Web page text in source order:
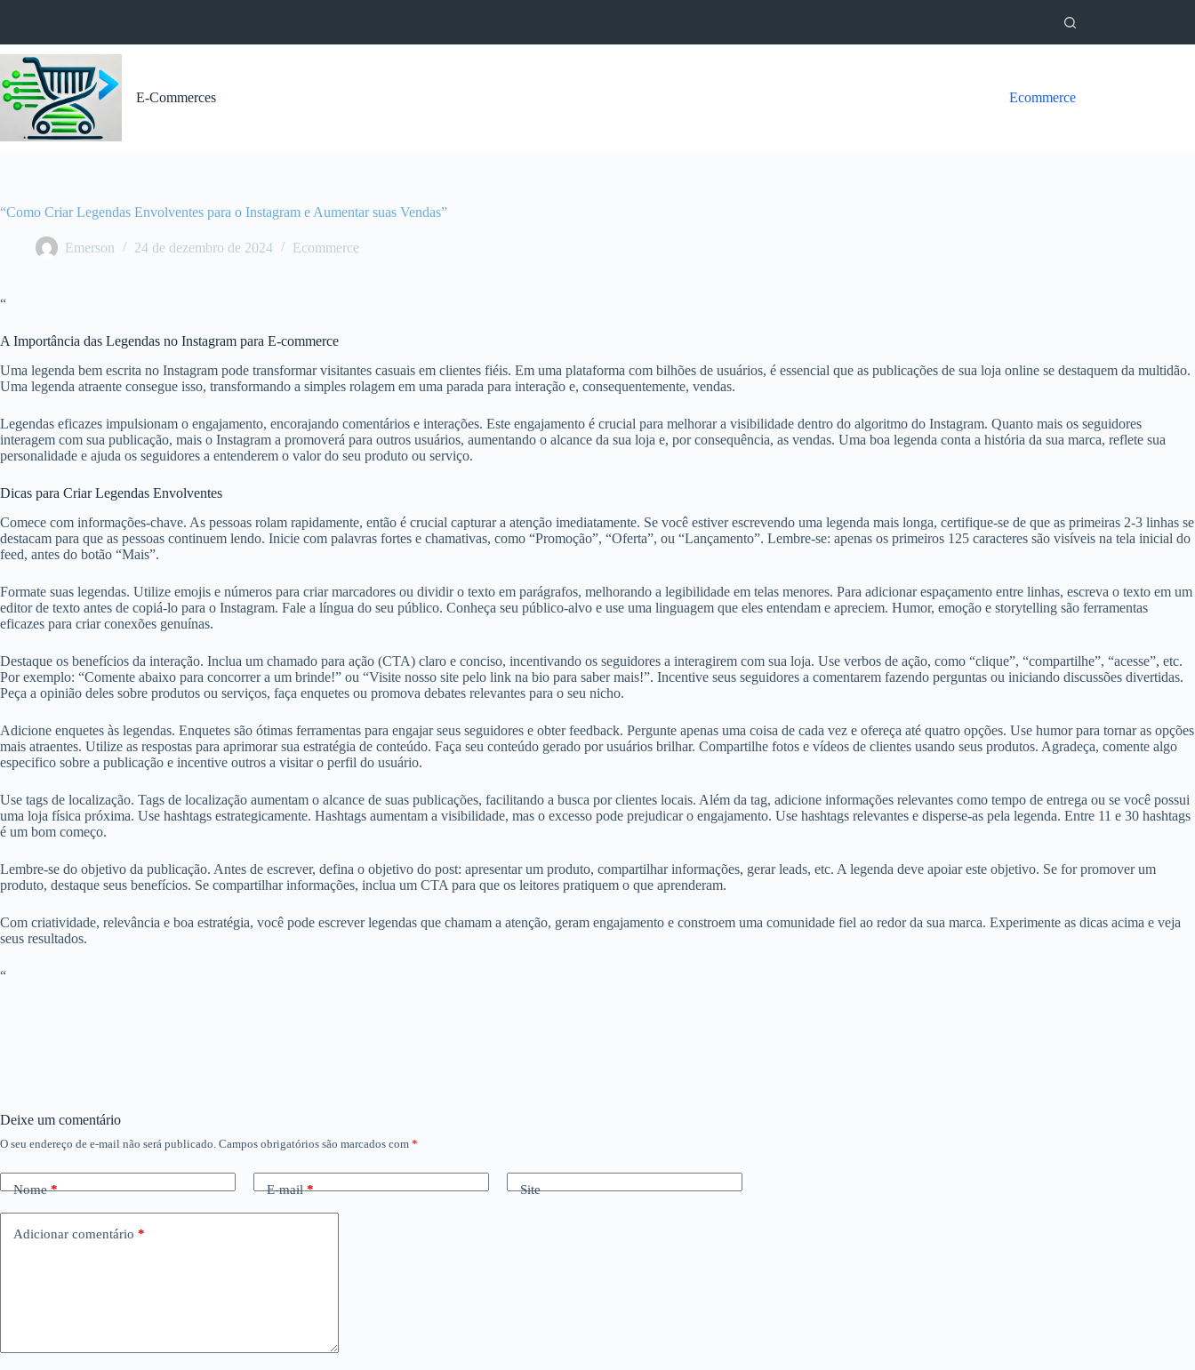
conteúdo
E-Commerces Ecommerce
“Como Criar Legendas Envolventes para o Instagram e Aumentar suas Vendas”
Emerson 24 de dezembro de 2024 Ecommerce
“
A Importância das Legendas no Instagram para E-commerce
Uma legenda bem escrita no Instagram pode transformar visitantes casuais em clientes fiéis. Em uma plataforma com bilhões de usuários, é essencial que as publicações de sua loja online se destaquem da multidão.
Uma legenda atraente consegue isso, transformando a simples rolagem em uma parada para interação e, consequentemente, vendas.
Legendas eficazes impulsionam o engajamento, encorajando comentários e interações. Este engajamento é crucial para melhorar a visibilidade dentro do algoritmo do Instagram. Quanto mais os seguidores
interagem com sua publicação, mais o Instagram a promoverá para outros usuários, aumentando o alcance da sua loja e, por consequência, as vendas. Uma boa legenda conta a história da sua marca, reflete sua
personalidade e ajuda os seguidores a entenderem o valor do seu produto ou serviço.
Dicas para Criar Legendas Envolventes
Comece com informações-chave. As pessoas rolam rapidamente, então é crucial capturar a atenção imediatamente. Se você estiver escrevendo uma legenda mais longa, certifique-se de que as primeiras 2-3 linhas se
destacam para que as pessoas continuem lendo. Inicie com palavras fortes e chamativas, como “Promoção”, “Oferta”, ou “Lançamento”. Lembre-se: apenas os primeiros 125 caracteres são visíveis na tela inicial do
feed, antes do botão “Mais”.
Formate suas legendas. Utilize emojis e números para criar marcadores ou dividir o texto em parágrafos, melhorando a legibilidade em telas menores. Para adicionar espaçamento entre linhas, escreva o texto em um
editor de texto antes de copiá-lo para o Instagram. Fale a língua do seu público. Conheça seu público-alvo e use uma linguagem que eles entendam e apreciem. Humor, emoção e storytelling são ferramentas
eficazes para criar conexões genuínas.
Destaque os benefícios da interação. Inclua um chamado para ação (CTA) claro e conciso, incentivando os seguidores a interagirem com sua loja. Use verbos de ação, como “clique”, “compartilhe”, “acesse”, etc.
Por exemplo: “Comente abaixo para concorrer a um brinde!” ou “Visite nosso site pelo link na bio para saber mais!”. Incentive seus seguidores a comentarem fazendo perguntas ou iniciando discussões divertidas.
Peça a opinião deles sobre produtos ou serviços, faça enquetes ou promova debates relevantes para o seu nicho.
Adicione enquetes às legendas. Enquetes são ótimas ferramentas para engajar seus seguidores e obter feedback. Pergunte apenas uma coisa de cada vez e ofereça até quatro opções. Use humor para tornar as opções
mais atraentes. Utilize as respostas para aprimorar sua estratégia de conteúdo. Faça seu conteúdo gerado por usuários brilhar. Compartilhe fotos e vídeos de clientes usando seus produtos. Agradeça, comente algo
especifico sobre a publicação e incentive outros a visitar o perfil do usuário.
Use tags de localização. Tags de localização aumentam o alcance de suas publicações, facilitando a busca por clientes locais. Além da tag, adicione informações relevantes como tempo de entrega ou se você possui
uma loja física próxima. Use hashtags estrategicamente. Hashtags aumentam a visibilidade, mas o excesso pode prejudicar o engajamento. Use hashtags relevantes e disperse-as pela legenda. Entre 11 e 30 hashtags
é um bom começo.
Lembre-se do objetivo da publicação. Antes de escrever, defina o objetivo do post: apresentar um produto, compartilhar informações, gerar leads, etc. A legenda deve apoiar este objetivo. Se for promover um
produto, destaque seus benefícios. Se compartilhar informações, inclua um CTA para que os leitores pratiquem o que aprenderam.
Com criatividade, relevância e boa estratégia, você pode escrever legendas que chamam a atenção, geram engajamento e constroem uma comunidade fiel ao redor da sua marca. Experimente as dicas acima e veja
seus resultados.
“
Deixe um comentário
O seu endereço de e-mail não será publicado. Campos obrigatórios são marcados com *
Nome* E-mail* Site
Adicionar comentário *